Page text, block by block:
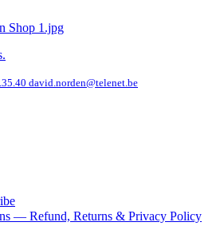
david.norden@telenet.be
— Refund, Returns & Privacy Policy